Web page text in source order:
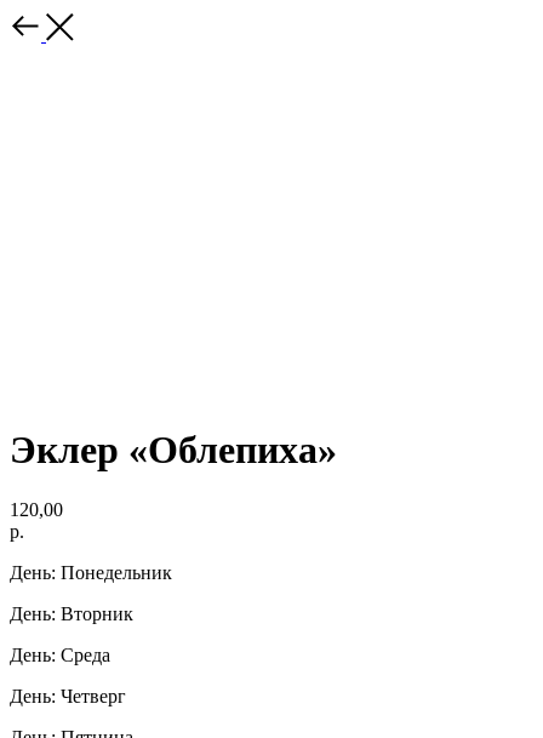
Эклер «Облепиха»
120,00
р.
День: Понедельник
День: Вторник
День: Среда
День: Четверг